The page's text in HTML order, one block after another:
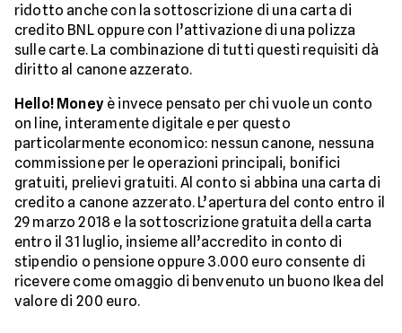
ridotto anche con la sottoscrizione di una carta di
credito BNL oppure con l’attivazione di una polizza
sulle carte. La combinazione di tutti questi requisiti dà
diritto al canone azzerato.
Hello! Moneyè invece pensato per chi vuole un conto
on line, interamente digitale e per questo
particolarmente economico: nessun canone, nessuna
commissione per le operazioni principali, bonifici
gratuiti, prelievi gratuiti. Al conto si abbina una carta di
credito a canone azzerato. L’apertura del conto entro il
29 marzo 2018 e la sottoscrizione gratuita della carta
entro il 31 luglio, insieme all’accredito in conto di
stipendio o pensione oppure 3.000 euro consente di
ricevere come omaggio di benvenuto un buono Ikea del
valore di 200 euro.